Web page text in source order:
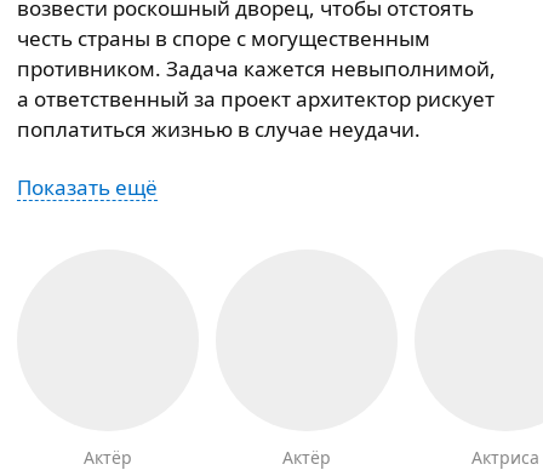
возвести роскошный дворец, чтобы отстоять
честь страны в споре с могущественным
противником. Задача кажется невыполнимой,
а ответственный за проект архитектор рискует
поплатиться жизнью в случае неудачи.
Показать ещё
актёр актёр актриса